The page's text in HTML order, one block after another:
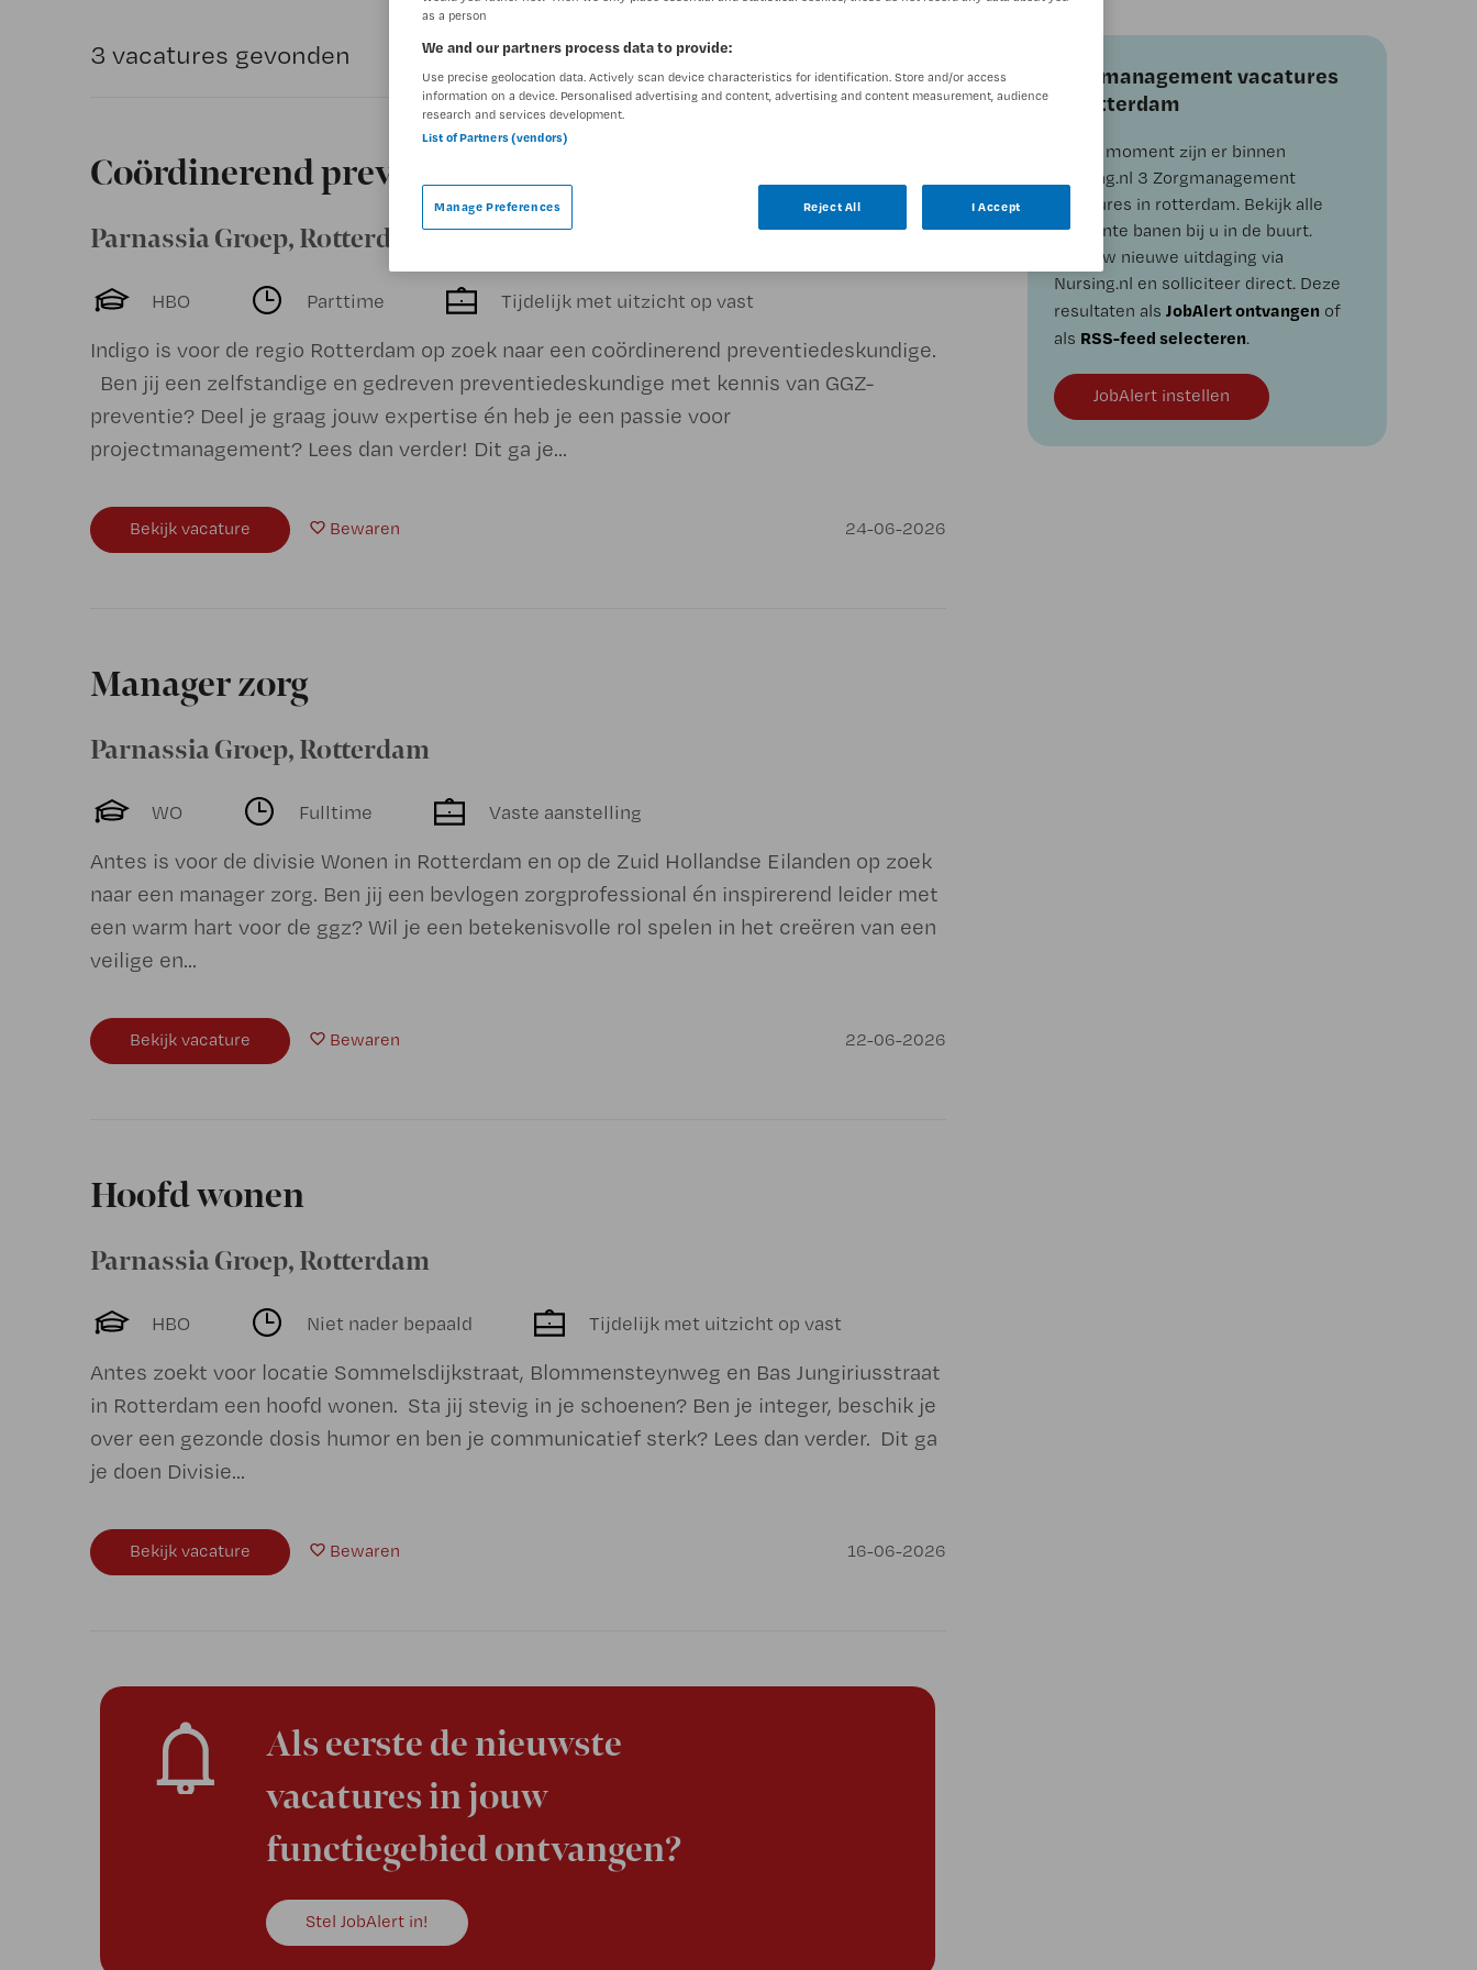
Zorgmanagement vacatures
in rotterdam
Op dit moment zijn er binnen
Nursing.nl 3 Zorgmanagement
vacatures in rotterdam. Bekijk alle
relevante banen bij u in de buurt.
Vind uw nieuwe uitdaging via
Nursing.nl en solliciteer direct. Deze
resultaten als JobAlert ontvangen of
als RSS-feed selecteren.
JobAlert instellen
3 vacatures gevonden
Coördinerend preventiedeskundige
Parnassia Groep, Rotterdam
HBO Parttime Tijdelijk met uitzicht op vast
Indigo is voor de regio Rotterdam op zoek naar een coördinerend preventiedeskundige.
Ben jij een zelfstandige en gedreven preventiedeskundige met kennis van GGZ-
preventie? Deel je graag jouw expertise én heb je een passie voor
projectmanagement? Lees dan verder! Dit ga je...
Bekijk vacature Bewaren 24-06-2026
Manager zorg
Parnassia Groep, Rotterdam
WO Fulltime Vaste aanstelling
Antes is voor de divisie Wonen in Rotterdam en op de Zuid Hollandse Eilanden op zoek
naar een manager zorg. Ben jij een bevlogen zorgprofessional én inspirerend leider met
een warm hart voor de ggz? Wil je een betekenisvolle rol spelen in het creëren van een
veilige en...
Bekijk vacature Bewaren 22-06-2026
Hoofd wonen
Parnassia Groep, Rotterdam
HBO Niet nader bepaald Tijdelijk met uitzicht op vast
Antes zoekt voor locatie Sommelsdijkstraat, Blommensteynweg en Bas Jungiriusstraat
in Rotterdam een hoofd wonen. Sta jij stevig in je schoenen? Ben je integer, beschik je
over een gezonde dosis humor en ben je communicatief sterk? Lees dan verder. Dit ga
je doen Divisie...
Bekijk vacature Bewaren 16-06-2026
Als eerste de nieuwste
vacatures in jouw
functiegebied ontvangen?
Stel JobAlert in!
as a person
We and our partners process data to provide:
Use precise geolocation data. Actively scan device characteristics for identification. Store and/or access
information on a device. Personalised advertising and content, advertising and content measurement, audience
research and services development.
List of Partners (vendors)
Manage Preferences Reject All I Accept